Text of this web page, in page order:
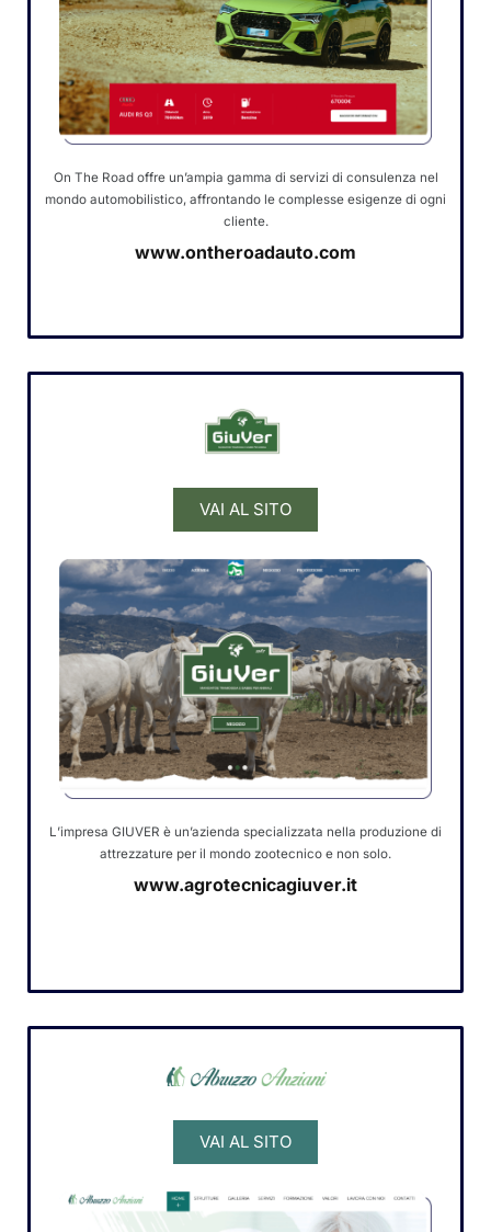
On The Road offre un’ampia gamma di servizi di consulenza nel
mondo automobilistico, affrontando le complesse esigenze di ogni
cliente.
www.ontheroadauto.com
VAI AL SITO
L’impresa GIUVER è un’azienda specializzata nella produzione di
attrezzature per il mondo zootecnico e non solo.
www.agrotecnicagiuver.it
VAI AL SITO